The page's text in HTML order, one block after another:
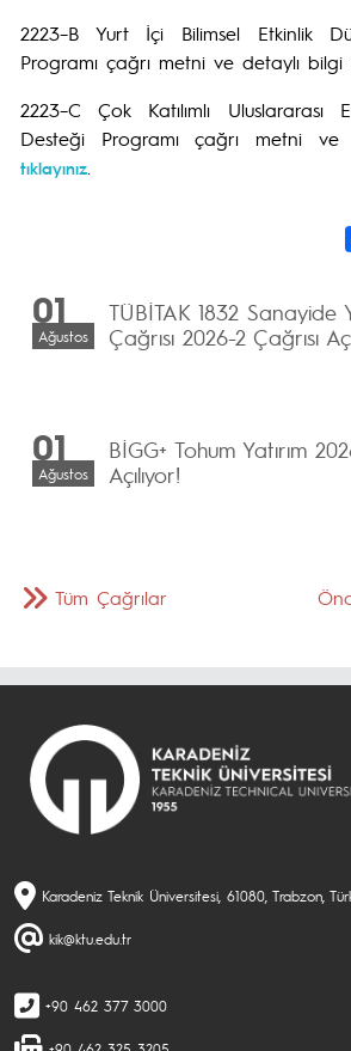
2223–B Yurt İçi Bilimsel Etkinlik
Programı çağrı metni ve detaylı bilgi
2223–C Çok Katılımlı Uluslararası
Desteği Programı çağrı metni
tıklayınız
01
Ağustos
TÜBİTAK 1832 Sanayide
Çağrısı 2026-2 Çağrısı
01
Ağustos
BİGG+ Tohum Yatırım
Açılıyor!
Tüm Çağrılar
Karadeniz Teknik Üniversitesi, 61080, Trabzon,
kik@ktu.edu.tr
+90 462 377 3000